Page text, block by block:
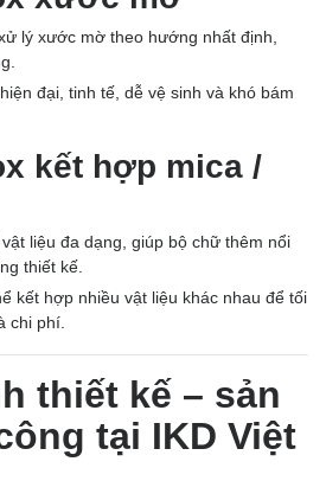
lý xước mờ theo hướng nhất định,
đại, tinh tế, dễ vệ sinh và khó bám
kết hợp mica /
liệu đa dạng, giúp bộ chữ thêm nổi
thiết kế.
kết hợp nhiều vật liệu khác nhau để tối
chi phí.
thiết kế – sản
tại IKD Việt